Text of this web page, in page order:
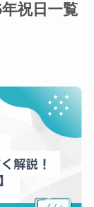
祝日一覧